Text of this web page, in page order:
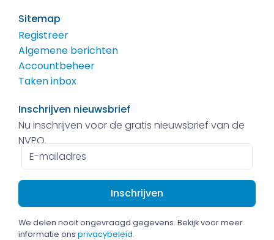
Sitemap
Registreer
Algemene berichten
Accountbeheer
Taken inbox
Inschrijven nieuwsbrief
Nu inschrijven voor de gratis nieuwsbrief van de
NVPO.
E-
mailadres
We delen nooit ongevraagd gegevens. Bekijk voor meer
informatie ons privacybeleid.